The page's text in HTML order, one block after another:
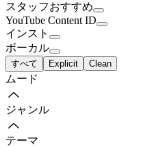
スタッフおすすめ
YouTube Content ID
インスト
ボーカル
すべて Explicit Clean
ムード
ジャンル
テーマ